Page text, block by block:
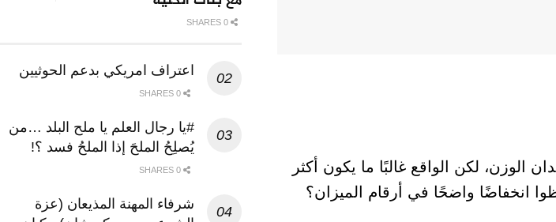
الوزن، لكن الواقع غالبًا ما يكون أكثر
انخفاضًا واضحًا في أرقام الميزان؟
اعتراف امريكي بدعم الحوثيين
#يا رجال العلم يا ملح البلد …من
يُصلِحُ الملحَ إذا الملحُ فسد ؟!
شرفاء المهنة المذيعان (عزة